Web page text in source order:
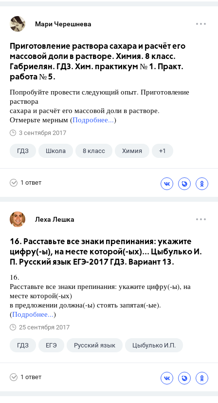
Мари Черешнева
Приготовление раствора сахара и расчёт его
массовой доли в растворе. Химия. 8 класс.
Габриелян. ГДЗ. Хим. практикум № 1. Практ.
работа № 5.
Попробуйте провести следующий опыт. Приготовление
раствора
сахара и расчёт его массовой доли в растворе.
Отмерьте мерным (Подробнее...)
3 сентября 2017
ГДЗ Школа 8 класс Химия +1
1 ответ
Леха Лешка
16. Расставьте все знаки препинания: укажите
цифру(-ы), на месте которой(-ых)... Цыбулько И.
П. Русский язык ЕГЭ-2017 ГДЗ. Вариант 13.
16.
Расставьте все знаки препинания: укажите цифру(-ы), на
месте которой(-ых)
в предложении должна(-ы) стоять запятая(-ые).
(Подробнее...)
25 сентября 2017
ГДЗ ЕГЭ Русский язык Цыбулько И.П.
1 ответ